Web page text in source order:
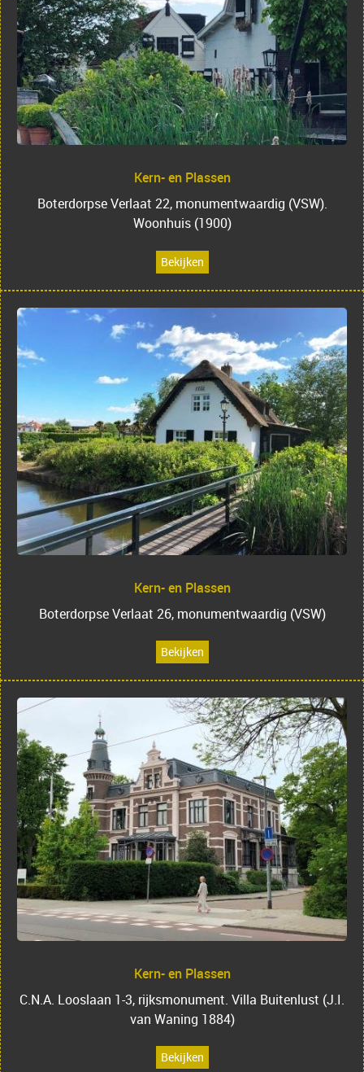
Kern- en Plassen
Boterdorpse Verlaat 22, monumentwaardig (VSW).
Woonhuis (1900)
Bekijken
Kern- en Plassen
Boterdorpse Verlaat 26, monumentwaardig (VSW)
Bekijken
Kern- en Plassen
C.N.A. Looslaan 1-3, rijksmonument. Villa Buitenlust (J.I.
van Waning 1884)
Bekijken